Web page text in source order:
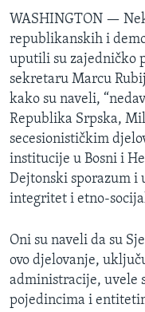
WASHINGTON —
republikanskih i
uputili su zajedničko
sekretaru Marcu
kako su naveli,
Republika Srpska,
secesionističkim
institucije u Bosni i
Dejtonski sporazum
integritet i etno-
Oni su naveli da su
ovo djelovanje,
administracije, uvele
pojedincima i